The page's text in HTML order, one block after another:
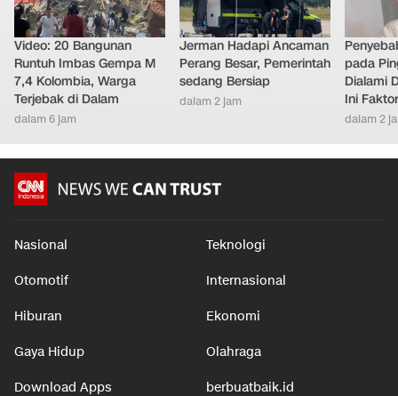
Video: 20 Bangunan
Runtuh Imbas Gempa M
7,4 Kolombia, Warga
Terjebak di Dalam
dalam 6 jam
Jerman Hadapi Ancaman
Perang Besar, Pemerintah
sedang Bersiap
dalam 2 jam
pada
Dialami
Ini
dalam 2
Nasional Teknologi
Otomotif Internasional
Hiburan Ekonomi
Gaya Hidup Olahraga
Download Apps berbuatbaik.id